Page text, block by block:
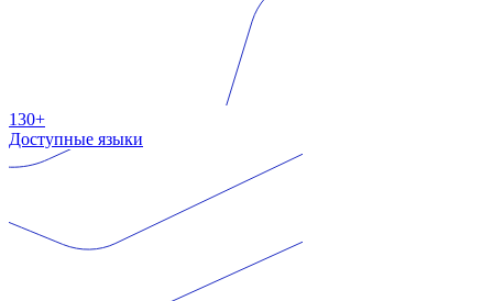
130+
Доступные языки